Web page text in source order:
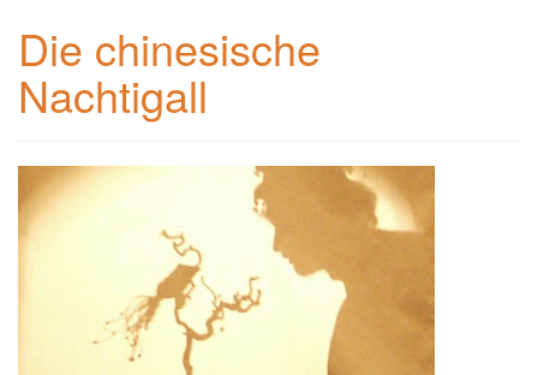
Die chinesische
Nachtigall